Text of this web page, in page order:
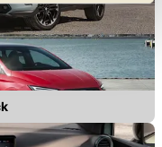
eine
alle
stehen. Sie
unserer